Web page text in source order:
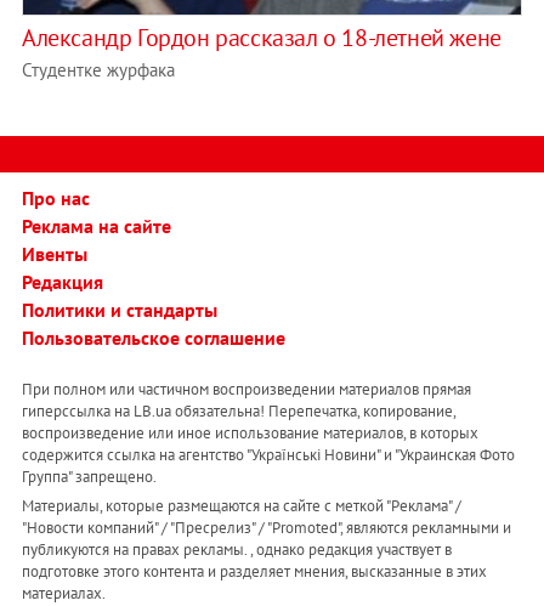
Александр Гордон рассказал о 18-летней жене
Студентке журфака
Про нас
Реклама на сайте
Ивенты
Редакция
Политики и стандарты
Пользовательское соглашение
При полном или частичном воспроизведении материалов прямая
гиперссылка на LB.ua обязательна! Перепечатка, копирование,
воспроизведение или иное использование материалов, в которых
содержится ссылка на агентство "Українськi Новини" и "Украинская Фото
Группа" запрещено.
Материалы, которые размещаются на сайте с меткой "Реклама" /
"Новости компаний" / "Пресрелиз" / "Promoted", являются рекламными и
публикуются на правах рекламы. , однако редакция участвует в
подготовке этого контента и разделяет мнения, высказанные в этих
материалах.